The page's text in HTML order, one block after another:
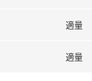
適量
適量